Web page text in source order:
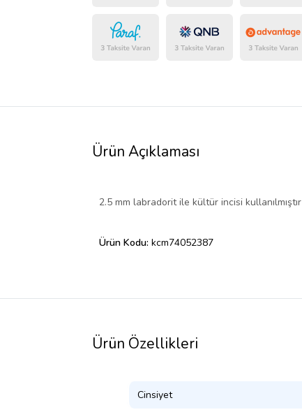
Ürün Açıklaması
2.5 mm labradorit ile kültür incisi kullanılmıştır
Ürün Kodu: kcm74052387
Ürün Özellikleri
Cinsiyet